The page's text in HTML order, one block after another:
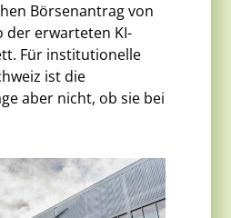
Börsenantrag von
der erwarteten KI-
Für institutionelle
ist die
aber nicht, ob sie bei